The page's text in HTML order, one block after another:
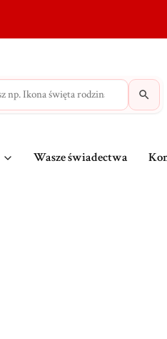
Krzyże
Wasze świadectwa